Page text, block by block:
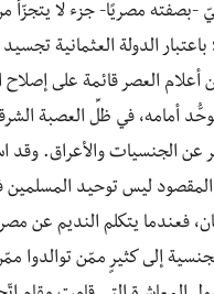
-بصفته مصريًا- جزء لا يتجزّأ
الدولة العثمانية
العصر قائمة على إصلاح
أمامه، في ظلِّ العصبة
عن الجنسيات والأعراق. وقد
المقصود ليس توحيد
فعندما يتكلم النديم عن
إلى كثيرٍ ممّن توالدوا